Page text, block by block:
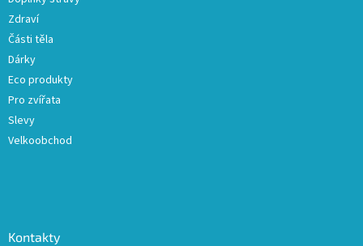
Zdraví
Části těla
Dárky
Eco produkty
Pro zvířata
Slevy
Velkoobchod
Kontakty